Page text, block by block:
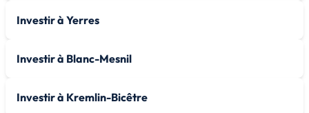
Investir à Yerres
Investir à Blanc-Mesnil
Investir à Kremlin-Bicêtre